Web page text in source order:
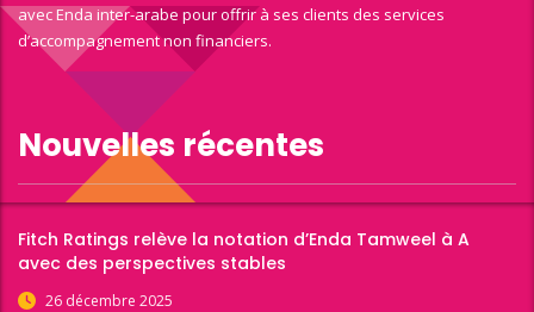
avec Enda inter-arabe pour offrir à ses clients des services
d’accompagnement non financiers.
Nouvelles récentes
Fitch Ratings relève la notation d’Enda Tamweel à A
avec des perspectives stables
26 décembre 2025